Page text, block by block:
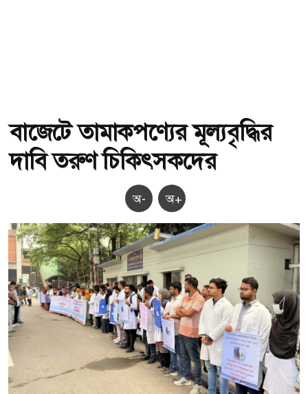
বাজেটে তামাকপণ্যের মূল্যবৃদ্ধির
দাবি তরুণ চিকিৎসকদের
অ- অ+